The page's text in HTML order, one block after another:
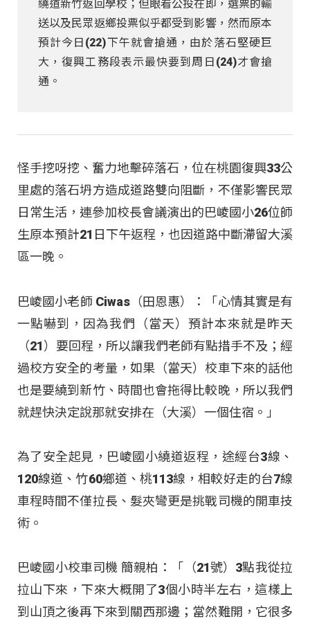
繞道新竹返回學校；但眼看公投在即，選票的輸
送以及民眾返鄉投票似乎都受到影響，然而原本
預計今日(22)下午就會搶通，由於落石堅硬巨
大，復興工務段表示最快要到周日(24)才會搶
通。
怪手挖呀挖、奮力地擊碎落石，位在桃園復興33公
里處的落石坍方造成道路雙向阻斷，不僅影響民眾
日常生活，連參加校長會議演出的巴崚國小26位師
生原本預計21日下午返程，也因道路中斷滯留大溪
區一晚。
巴崚國小老師 Ciwas（田恩惠）：「心情其實是有
一點嚇到，因為我們（當天）預計本來就是昨天
（21）要回程，所以讓我們老師有點措手不及；經
過校方安全的考量，如果（當天）校車下來的話他
也是要繞到新竹、時間也會拖得比較晚，所以我們
就趕快決定說那就安排在（大溪）一個住宿。」
為了安全起見，巴崚國小繞道返程，途經台3線、
120線道、竹60鄉道、桃113線，相較好走的台7線
車程時間不僅拉長、髮夾彎更是挑戰司機的開車技
術。
巴崚國小校車司機 簡親柏：「（21號）3點我從拉
拉山下來，下來大概開了3個小時半左右，這樣上
到山頂之後再下來到關西那邊；當然難開，它很多